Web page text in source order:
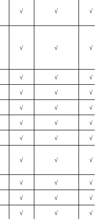
√ √ √
√ √ √
√ √ √
√ √ √
√ √ √
√ √ √
√ √ √
√ √ √
√ √ √
√ √ √
√ √ √